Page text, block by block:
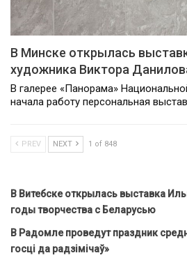
В Минске открылась
художника Виктора
В галерее «Панорама»
начала работу персональная
PREV NEXT 1 of 848
В Витебске открылась выставка
годы творчества с Беларусью
В Радомле проведут праздник
госці да радзімічаў»